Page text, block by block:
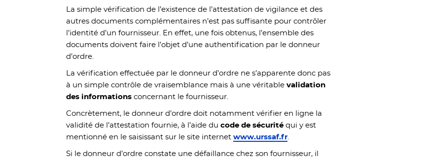
La simple vérification de l’existence de l’attestation de vigilance et des
autres documents complémentaires n’est pas suffisante pour contrôler
l’identité d’un fournisseur. En effet, une fois obtenus, l’ensemble des
documents doivent faire l’objet d’une authentification par le donneur
d’ordre.
La vérification effectuée par le donneur d’ordre ne s’apparente donc pas
à un simple contrôle de vraisemblance mais à une véritable validation
des informations concernant le fournisseur.
Concrètement, le donneur d’ordre doit notamment vérifier en ligne la
validité de l’attestation fournie, à l’aide ducode de sécurité qui y est
mentionné en le saisissant sur le site internetwww.urssaf.fr.
Si le donneur d’ordre constate une défaillance chez son fournisseur, il